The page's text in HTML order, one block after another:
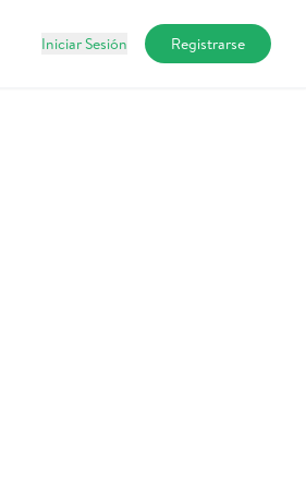
Iniciar Sesión Registrarse